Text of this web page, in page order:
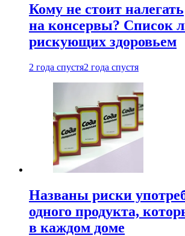
Кому не стоит налегать
на консервы? Список
рискующих здоровьем
2 года спустя2 года спустя
Названы риски
одного продукта,
в каждом доме